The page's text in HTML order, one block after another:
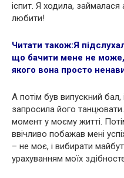
іспит. Я ходила,
любити!
Читати також:Я
що бачити мене не може,
якого вона просто
А потім був випускний бал,
запросила його
момент у моєму житті.
ввічливо побажав мені
– не моє, і вибирати
урахуванням моїх